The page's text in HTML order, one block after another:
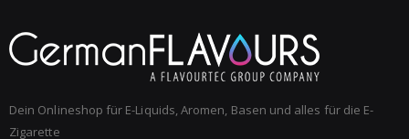
Dein Onlineshop für E-Liquids, Aromen, Basen und alles für die E-
Zigarette